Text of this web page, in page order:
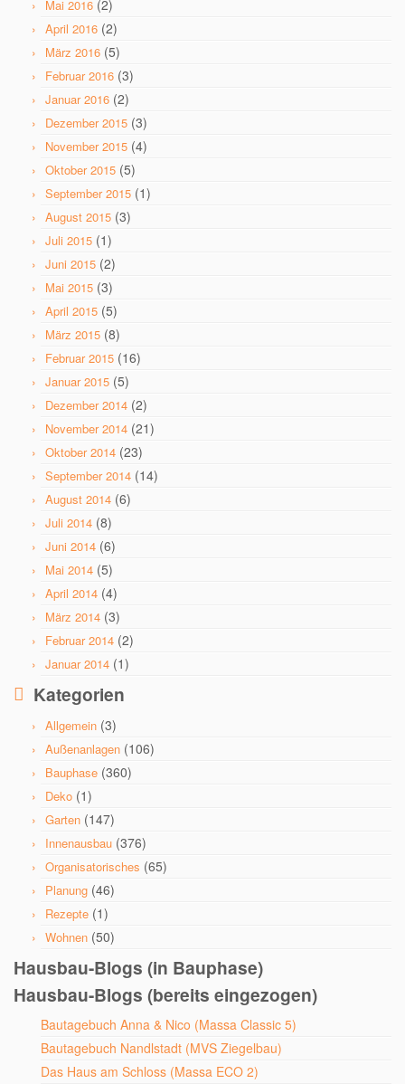
Mai 2016 (2)
April 2016 (2)
März 2016 (5)
Februar 2016 (3)
Januar 2016 (2)
Dezember 2015 (3)
November 2015 (4)
Oktober 2015 (5)
September 2015 (1)
August 2015 (3)
Juli 2015 (1)
Juni 2015 (2)
Mai 2015 (3)
April 2015 (5)
März 2015 (8)
Februar 2015 (16)
Januar 2015 (5)
Dezember 2014 (2)
November 2014 (21)
Oktober 2014 (23)
September 2014 (14)
August 2014 (6)
Juli 2014 (8)
Juni 2014 (6)
Mai 2014 (5)
April 2014 (4)
März 2014 (3)
Februar 2014 (2)
Januar 2014 (1)
Kategorien
Allgemein (3)
Außenanlagen (106)
Bauphase (360)
Deko (1)
Garten (147)
Innenausbau (376)
Organisatorisches (65)
Planung (46)
Rezepte (1)
Wohnen (50)
Hausbau-Blogs (in Bauphase)
Hausbau-Blogs (bereits eingezogen)
Bautagebuch Anna & Nico (Massa Classic 5)
Bautagebuch Nandlstadt (MVS Ziegelbau)
Das Haus am Schloss (Massa ECO 2)